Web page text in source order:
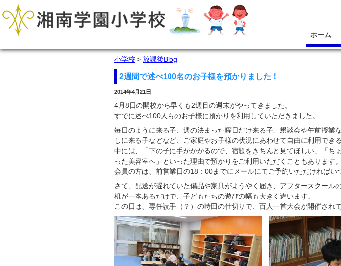
ホーム
小学校 > 放課後Blog
2週間で述べ100名のお子様を預かりました！
2014年4月21日
4月8日の開校から早くも2週目の週末がやってきました。
すでに述べ100人ものお子様に預かりを利用していただきました。
毎日のように来る子、週の決まった曜日だけ来る子、懇談会や午前授
しに来る子などなど、ご家庭やお子様の状況にあわせて自由に利用でき
中には、「下の子に手がかかるので、宿題をきちんと見てほしい」「
った美容室へ」といった理由で預かりをご利用いただくこともあります。
会員の方は、前営業日の18：00までにメールにてご予約いただければい
さて、配送が遅れていた備品や家具がようやく届き、アフタースクール
机が一本あるだけで、子どもたちの遊びの幅も大きく違います。
この日は、専任読手（？）の時田の仕切りで、百人一首大会が開催されて